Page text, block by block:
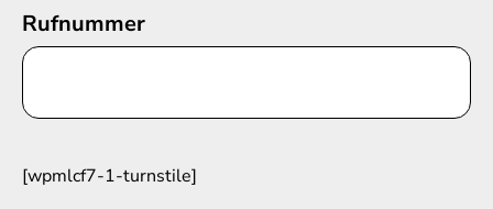
Rufnummer
[wpmlcf7-1-turnstile]